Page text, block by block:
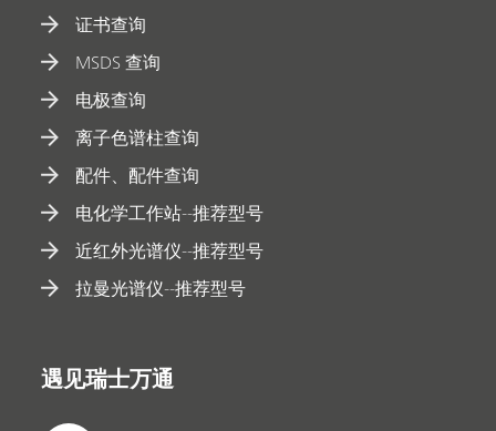
证书查询
MSDS 查询
电极查询
离子色谱柱查询
配件、配件查询
电化学工作站--推荐型号
近红外光谱仪--推荐型号
拉曼光谱仪--推荐型号
遇见瑞士万通